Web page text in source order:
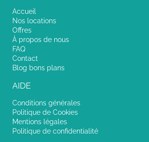
Accueil
Nos locations
Offres
À propos de nous
FAQ
Contact
Blog bons plans
AIDE
Conditions générales
Politique de Cookies
Mentions légales
Politique de confidentialité